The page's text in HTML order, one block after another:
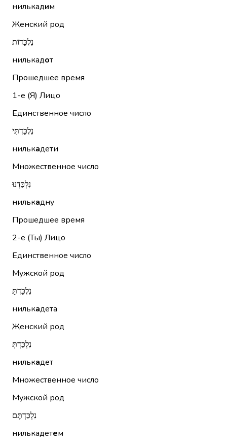
нилькадим
Женский род
נִלְכָּדוֹת
нилькадот
Прошедшее время
1-е (Я) Лицо
Единственное число
נִלְכַּדְתִּי
нилькадети
Множественное число
נִלְכַּדְנוּ
нилькадну
Прошедшее время
2-е (Ты) Лицо
Единственное число
Мужской род
נִלְכַּדְתָּ
нилькадета
Женский род
נִלְכַּדְתְּ
нилькадет
Множественное число
Мужской род
נִלְכַּדְתֶּם
нилькадетем